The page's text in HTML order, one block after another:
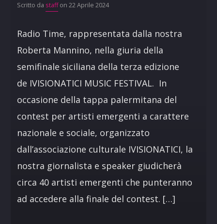
Scritto da staffon 22 Aprile 2024
Radio Time, rappresentata dalla nostra
Roberta Mannino, nella giuria della
semifinale siciliana della terza edizione
de IVISIONATICI MUSIC FESTIVAL. In
occasione della tappa palermitana del
contest per artisti emergenti a carattere
nazionale e sociale, organizzato
dall’associazione culturale IVISIONATICI, la
nostra giornalista e speaker giudicherà
circa 40 artisti emergenti che punteranno
ad accedere alla finale del contest. […]